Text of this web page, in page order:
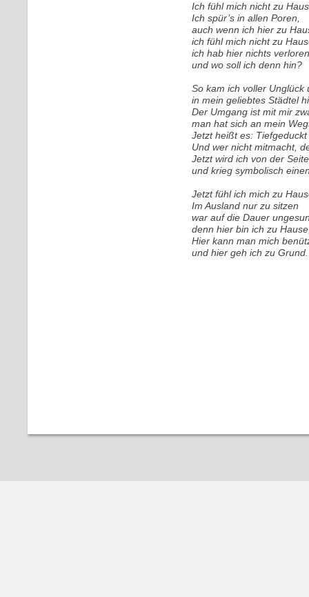
Ich fühl mich nicht zu
Ich spür’s in allen Poren,
auch wenn ich hier zu
ich fühl mich nicht zu
ich hab hier nichts verloren
und wo soll ich denn hin?
So kam ich voller Unglück
in mein geliebtes Städtel
Der Umgang ist mit mir
man hat sich an mein
Jetzt heißt es:
Und wer nicht mitmacht,
Jetzt wird ich von der
und krieg symbolisch
Jetzt fühl ich mich zu
Im Ausland nur zu sitzen
war auf die Dauer
denn hier bin ich zu
Hier kann man mich
und hier geh ich zu Grund.